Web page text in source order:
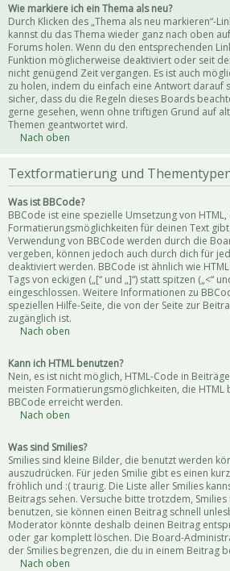
Wie markiere ich ein Thema als neu?
Durch Klicken des „Thema als neu markieren“-
kannst du das Thema wieder ganz nach oben
Forums holen. Wenn du den entsprechenden
Funktion möglicherweise deaktiviert oder seit
nicht genügend Zeit vergangen. Es ist auch
zu holen, indem du einfach eine Antwort darauf
sicher, dass du die Regeln dieses Boards
gerne gesehen, wenn ohne triftigen Grund auf
Themen geantwortet wird.
Nach oben
Textformatierung und
Was ist BBCode?
BBCode ist eine spezielle Umsetzung von
Formatierungsmöglichkeiten für deinen Text
Verwendung von BBCode werden durch die
vergeben, können jedoch auch durch dich für
deaktiviert werden. BBCode ist ähnlich wie
Tags von eckigen („[“ und „]“) statt spitzen („<“
eingeschlossen. Weitere Informationen zu
speziellen Hilfe-Seite, die von der Seite zur
zugänglich ist.
Nach oben
Kann ich HTML benutzen?
Nein, es ist nicht möglich, HTML-Code in
meisten Formatierungsmöglichkeiten, die HTML
BBCode erreicht werden.
Nach oben
Was sind Smilies?
Smilies sind kleine Bilder, die benutzt werden
auszudrücken. Für jeden Smilie gibt es einen
fröhlich und :( traurig. Die Liste aller Smilies
Beitrags sehen. Versuche bitte trotzdem, Smilies
benutzen, sie können einen Beitrag schnell
Moderator könnte deshalb deinen Beitrag
oder gar komplett löschen. Die Board-
der Smilies begrenzen, die du in einem Beitrag
Nach oben